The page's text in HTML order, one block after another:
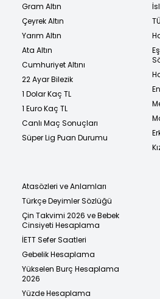
Gram Altın
Çeyrek Altın
Yarım Altın
Ata Altın
Cumhuriyet Altını
22 Ayar Bilezik
1 Dolar Kaç TL
1 Euro Kaç TL
Canlı Maç Sonuçları
Süper Lig Puan Durumu
Atasözleri ve Anlamları
Türkçe Deyimler Sözlüğü
Çin Takvimi 2026 ve Bebek
Cinsiyeti Hesaplama
İETT Sefer Saatleri
Gebelik Hesaplama
Yükselen Burç Hesaplama
2026
Yüzde Hesaplama